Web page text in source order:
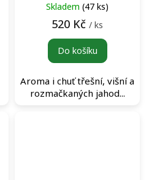
víno
Skladem (47 ks)
520 Kč / ks
Do košíku
Aroma i chuť třešní, višní a
rozmačkaných jahod...